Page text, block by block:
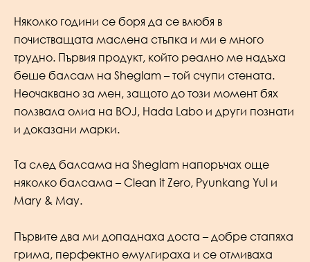
Няколко години се боря да се влюбя в
почистващата маслена стъпка и ми е много
трудно. Първия продукт, който реално ме надъха
беше балсам на Sheglam – той счупи стената.
Неочаквано за мен, защото до този момент бях
ползвала олиа на BOJ, Hada Labo и други познати
и доказани марки.
Та след балсама на Sheglam напоръчах още
няколко балсама – Clean it Zero, Pyunkang Yul и
Mary & May.
Първите два ми допаднаха доста – добре стапяха
грима, перфектно емулгираха и се отмиваха